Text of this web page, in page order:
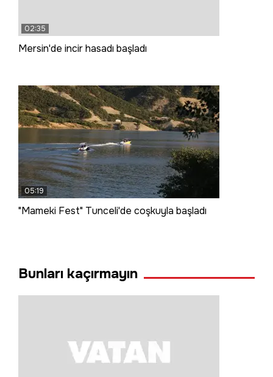
02:35
Mersin'de incir hasadı başladı
05:19
"Mameki Fest" Tunceli'de coşkuyla başladı
Bunları kaçırmayın